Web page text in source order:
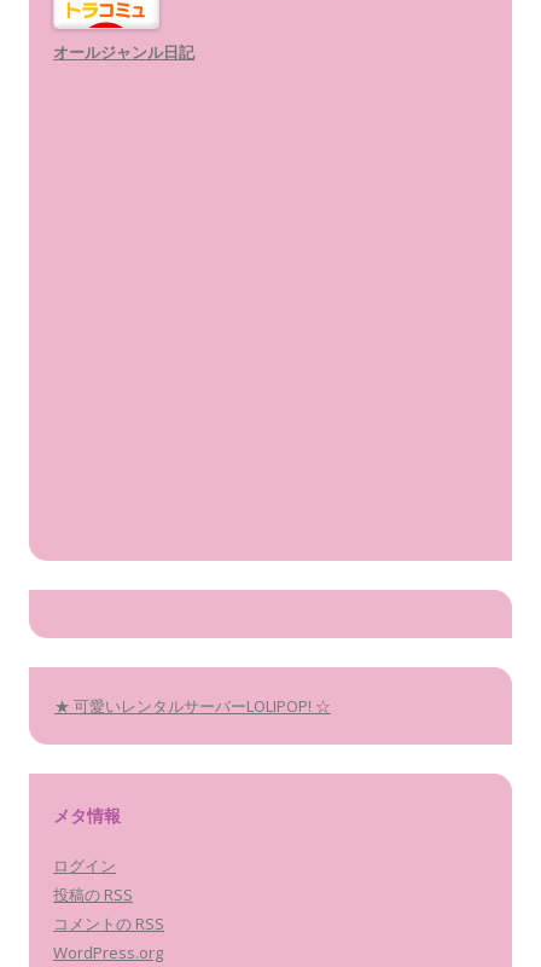
オールジャンル日記
★ 可愛いレンタルサーバーLOLIPOP! ☆
メタ情報
ログイン
投稿の RSS
コメントの RSS
WordPress.org